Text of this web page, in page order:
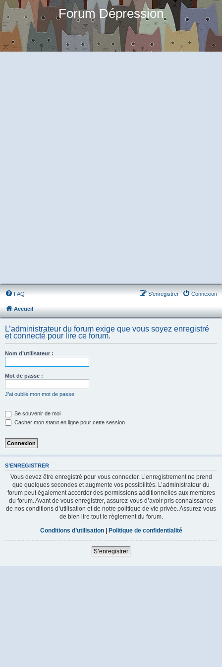
Forum Dépression
FAQ Connexion
S’enregistrer
Accueil
L’administrateur du forum exige que vous soyez enregistré
et connecté pour lire ce forum.
Nom d’utilisateur :
Mot de passe :
J’ai oublié mon mot de passe
Se souvenir de moi
Cacher mon statut en ligne pour cette session
S’ENREGISTRER
Vous devez être enregistré pour vous connecter. L’enregistrement ne prend
que quelques secondes et augmente vos possibilités. L’administrateur du
forum peut également accorder des permissions additionnelles aux membres
du forum. Avant de vous enregistrer, assurez-vous d’avoir pris connaissance
de nos conditions d’utilisation et de notre politique de vie privée. Assurez-vous
de bien lire tout le règlement du forum.
Conditions d’utilisation| Politique de confidentialité
S’enregistrer